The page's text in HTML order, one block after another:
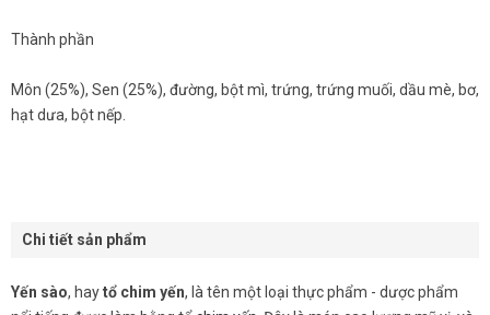
Thành phần
Môn (25%), Sen (25%), đường, bột mì, trứng, trứng muối, dầu mè, bơ,
hạt dưa, bột nếp.
Chi tiết sản phẩm
Yến sào, haytổ chim yến, là tên một loại thực phẩm - dược phẩm